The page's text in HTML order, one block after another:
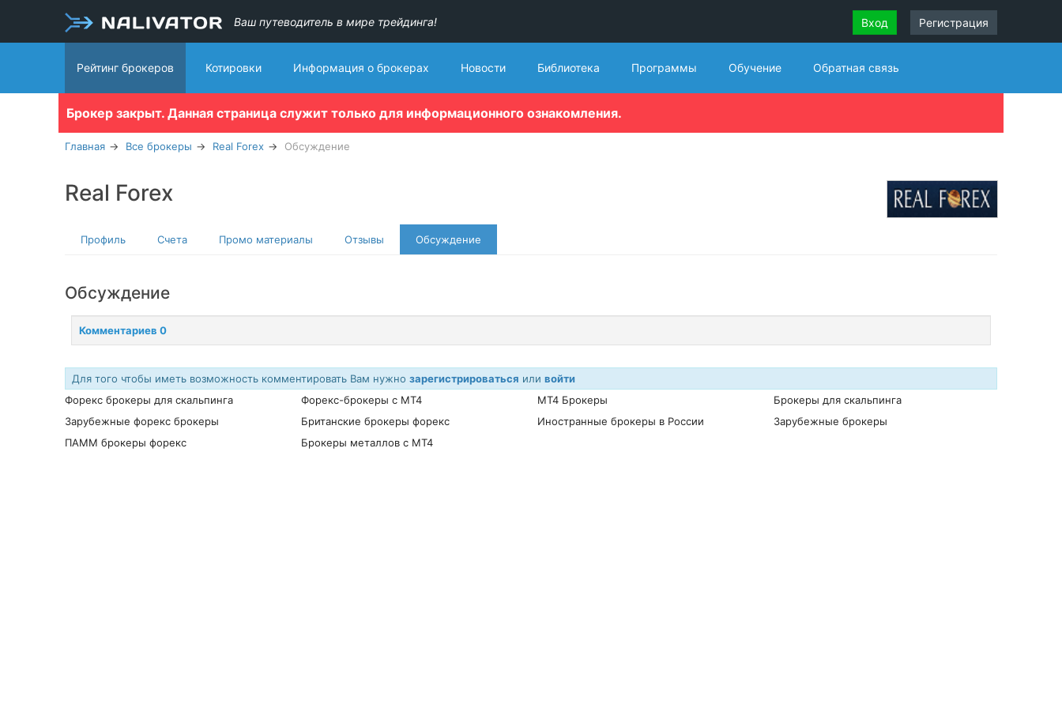
Ваш путеводитель в мире трейдинга! Вход Регистрация
Рейтинг брокеров Котировки Информация о брокерах Новости Библиотека Программы Обучение Обратная связь
Брокер закрыт. Данная страница служит только для информационного ознакомления.
Главная Все брокеры Real Forex Обсуждение
Real Forex
Профиль Счета Промо материалы Отзывы Обсуждение
Обсуждение
Комментариев 0
Для того чтобы иметь возможность комментировать Вам нужно зарегистрироваться или войти
Форекс брокеры для скальпинга
Форекс-брокеры с MT4 МТ4 Брокеры
Брокеры для скальпинга
Зарубежные форекс брокеры
Британские брокеры форекс Иностранные брокеры в России
Зарубежные брокеры
ПАММ брокеры форекс
Брокеры металлов с МТ4